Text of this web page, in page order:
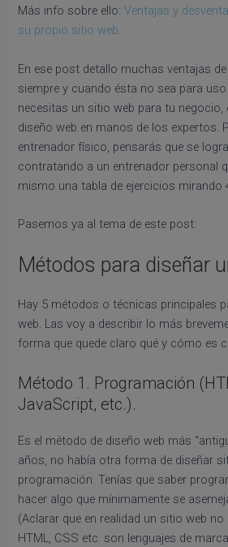
Más info sobre ello:Ventajas y
su propio sitio web.
En ese post detallo muchas ventajas
siempre y cuando ésta no sea para
necesitas un sitio web para tu negocio,
diseño web en manos de los expertos.
entrenador físico, pensarás que se
contratando a un entrenador personal
mismo una tabla de ejercicios mirando
Pasemos ya al tema de este post:
Métodos para diseñar
Hay 5 métodos o técnicas principales
web. Las voy a describir lo más
forma que quede claro qué y cómo es
Método 1. Programación
JavaScript, etc.).
Es el método de diseño web más
años, no había otra forma de diseñar
programación. Tenías que saber
hacer algo que mínimamente se
(Aclarar que en realidad un sitio web no
HTML, CSS etc. son lenguajes de